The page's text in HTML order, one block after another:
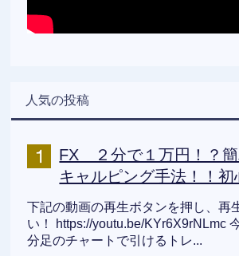
人気の投稿
FX ２分で１万円！？簡
キャルピング手法！！初
下記の動画の再生ボタンを押し、再
い！ https://youtu.be/KYr6X9rNLmc
分足のチャートで引けるトレ...